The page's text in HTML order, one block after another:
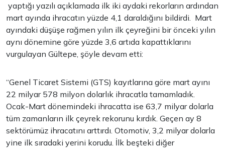
yaptığı yazılı açıklamada ilk iki aydaki rekorların ardından
mart ayında ihracatın yüzde 4,1 daraldığını bildirdi. Mart
ayındaki düşüşe rağmen yılın ilk çeyreğini bir önceki yılın
aynı dönemine göre yüzde 3,6 artıda kapattıklarını
vurgulayan Gültepe, şöyle devam etti:
“Genel Ticaret Sistemi (GTS) kayıtlarına göre mart ayını
22 milyar 578 milyon dolarlık ihracatla tamamladık.
Ocak-Mart dönemindeki ihracatta ise 63,7 milyar dolarla
tüm zamanların ilk çeyrek rekorunu kırdık. Geçen ay 8
sektörümüz ihracatını arttırdı. Otomotiv, 3,2 milyar dolarla
yine ilk sıradaki yerini korudu. İlk beşteki diğer